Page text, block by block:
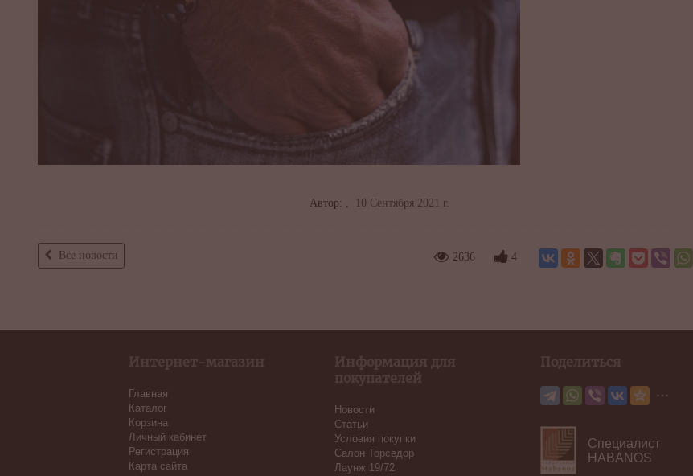
Автор: , 10 Сентября 2021 г.
Все новости 2636 4
Интернет-магазин
Главная
Каталог
Корзина
Личный кабинет
Регистрация
Карта сайта
Информация для
покупателей
Новости
Статьи
Условия покупки
Салон Торседор
Лаунж 19/72
Поделиться
Специалист
HABANOS